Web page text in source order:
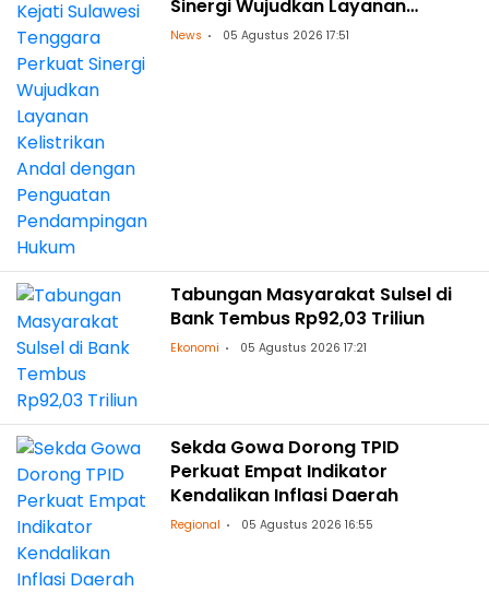
Sinergi Wujudkan Layanan
Kelistrikan Andal dengan
News 05 Agustus 2026 17:51
Tabungan Masyarakat Sulsel di
Bank Tembus Rp92,03 Triliun
Ekonomi 05 Agustus 2026 17:21
Sekda Gowa Dorong TPID
Perkuat Empat Indikator
Kendalikan Inflasi Daerah
Regional 05 Agustus 2026 16:55